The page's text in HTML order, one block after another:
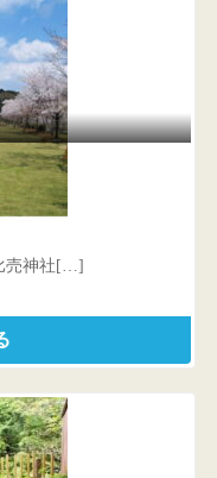
売神社[…]